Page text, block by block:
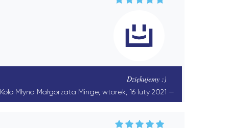
Dziękujemy :)
Młyna Małgorzata Minge, wtorek, 16 luty 2021